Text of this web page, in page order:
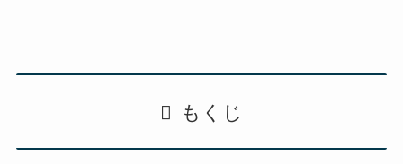
もくじ